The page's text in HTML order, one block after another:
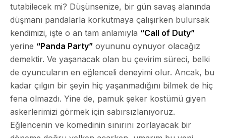
tutabilecek mi? Düşünsenize, bir gün savaş alanında
düşmanı pandalarla korkutmaya çalışırken bulursak
kendimizi, işte o an tam anlamıyla “Call of Duty”
yerine “Panda Party” oyununu oynuyor olacağız
demektir. Ve yaşanacak olan bu çevirim süreci, belki
de oyuncuların en eğlenceli deneyimi olur. Ancak, bu
kadar çılgın bir şeyin hiç yaşanmadığını bilmek de hiç
fena olmazdı. Yine de, pamuk şeker kostümü giyen
askerlerimizi görmek için sabırsızlanıyoruz.
Eğlencenin ve komedinin sınırını zorlayacak bir